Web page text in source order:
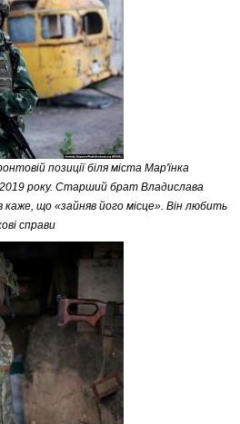
позиції біля міста Мар'їнка
2019 року. Старший брат Владислава
каже, що «зайняв його місце». Він любить
справи